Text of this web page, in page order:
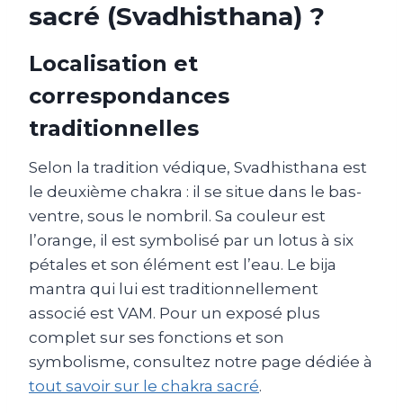
sacré (Svadhisthana) ?
Localisation et
correspondances
traditionnelles
Selon la tradition védique, Svadhisthana est
le deuxième chakra : il se situe dans le bas-
ventre, sous le nombril. Sa couleur est
l’orange, il est symbolisé par un lotus à six
pétales et son élément est l’eau. Le bija
mantra qui lui est traditionnellement
associé est VAM. Pour un exposé plus
complet sur ses fonctions et son
symbolisme, consultez notre page dédiée à
tout savoir sur le chakra sacré.